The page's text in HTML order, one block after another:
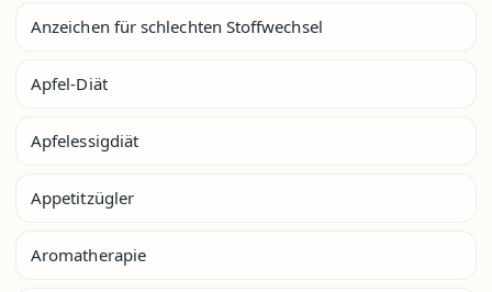
Anzeichen für schlechten Stoffwechsel
Apfel-Diät
Apfelessigdiät
Appetitzügler
Aromatherapie